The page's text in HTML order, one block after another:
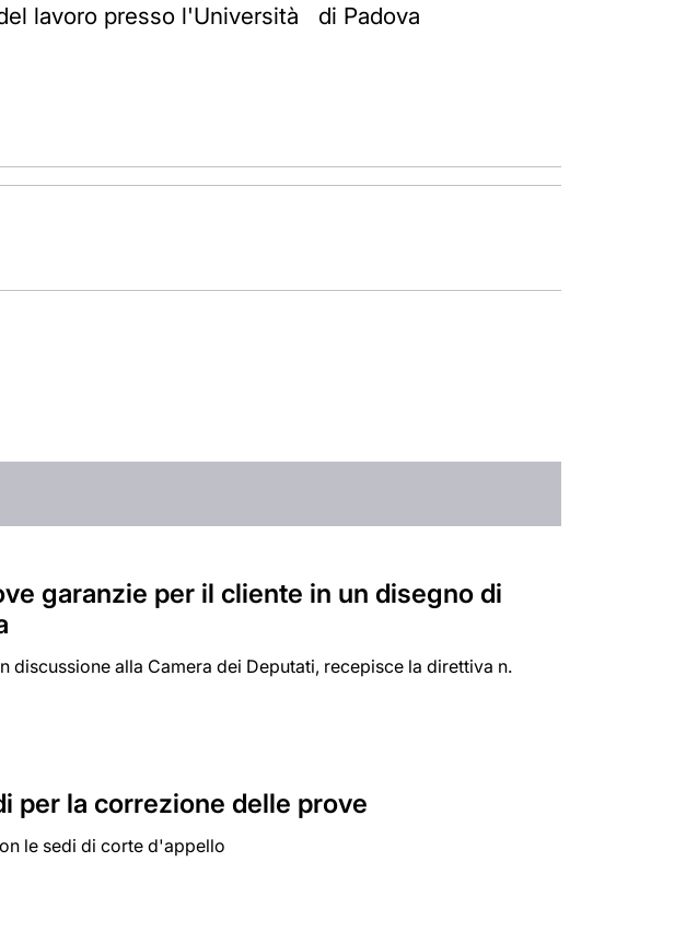
lavoro presso l'Università di Padova
garanzie per il cliente in un disegno di
discussione alla Camera dei Deputati, recepisce la direttiva n.
per la correzione delle prove
le sedi di corte d'appello